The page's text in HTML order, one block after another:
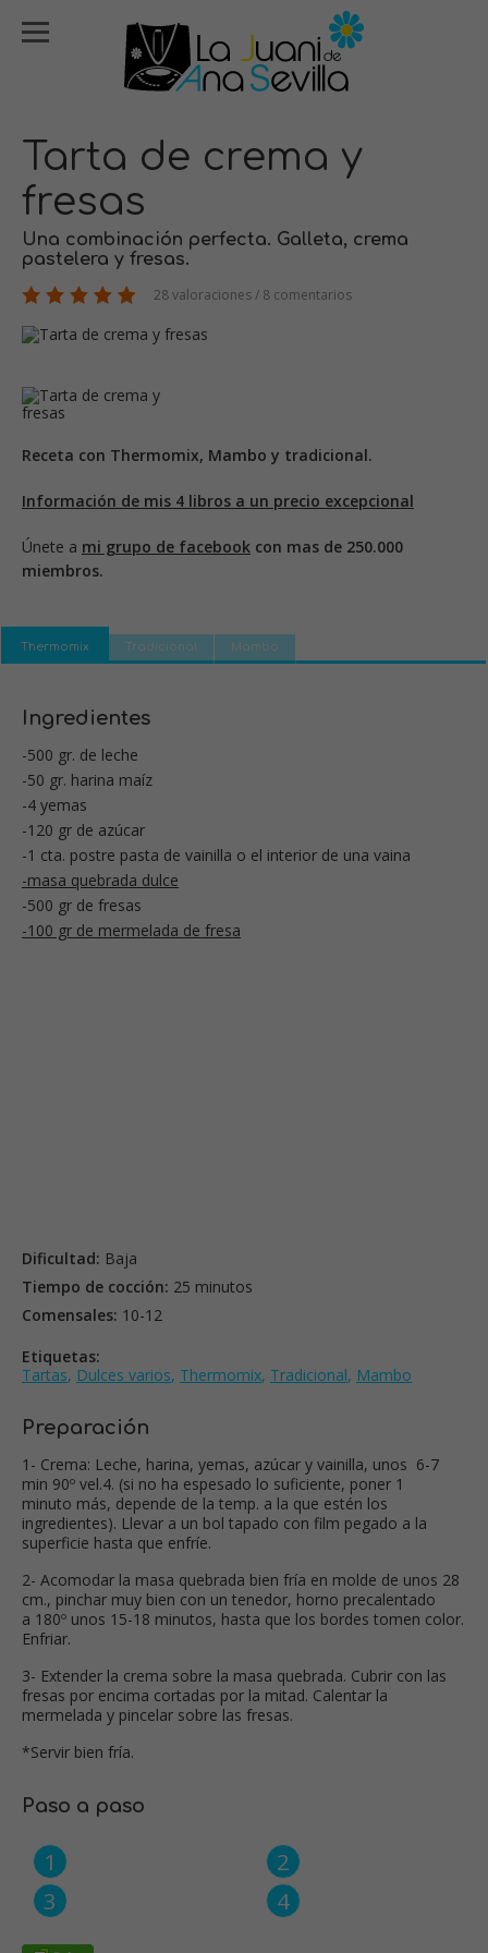
Tarta de crema y
fresas
Una combinación perfecta. Galleta, crema
pastelera y fresas.
28 valoraciones / 8 comentarios
Receta con Thermomix, Mambo y tradicional.
Información de mis 4 libros a un precio excepcional
Únete a mi grupo de facebook con mas de 250.000
miembros.
Thermomix Tradicional Mambo
Ingredientes
-500 gr. de leche
-50 gr. harina maíz
-4 yemas
-120 gr de azúcar
-1 cta. postre pasta de vainilla o el interior de una vaina
-masa quebrada dulce
-500 gr de fresas
-100 gr de mermelada de fresa
Dificultad: Baja
Tiempo de cocción: 25 minutos
Comensales: 10-12
Etiquetas:
Tartas, Dulces varios, Thermomix, Tradicional, Mambo
Preparación
1- Crema: Leche, harina, yemas, azúcar y vainilla, unos 6-7
min 90º vel.4. (si no ha espesado lo suficiente, poner 1
minuto más, depende de la temp. a la que estén los
ingredientes). Llevar a un bol tapado con film pegado a la
superficie hasta que enfríe.
2- Acomodar la masa quebrada bien fría en molde de unos 28
cm., pinchar muy bien con un tenedor, horno precalentado
a 180º unos 15-18 minutos, hasta que los bordes tomen color.
Enfriar.
3- Extender la crema sobre la masa quebrada. Cubrir con las
fresas por encima cortadas por la mitad. Calentar la
mermelada y pincelar sobre las fresas.
*Servir bien fría.
Paso a paso